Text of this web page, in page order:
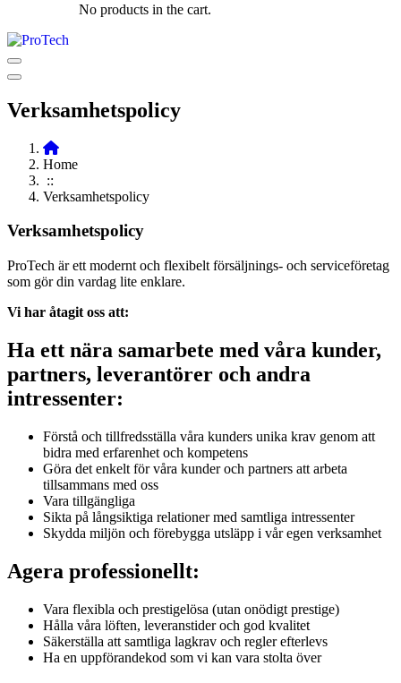
No products in the cart.
Verksamhetspolicy
Home
::
Verksamhetspolicy
Verksamhetspolicy
ProTech är ett modernt och flexibelt försäljnings- och serviceföretag
som gör din vardag lite enklare.
Vi har åtagit oss att:
Ha ett nära samarbete med våra kunder,
partners, leverantörer och andra
intressenter:
Förstå och tillfredsställa våra kunders unika krav genom att
bidra med erfarenhet och kompetens
Göra det enkelt för våra kunder och partners att arbeta
tillsammans med oss
Vara tillgängliga
Sikta på långsiktiga relationer med samtliga intressenter
Skydda miljön och förebygga utsläpp i vår egen verksamhet
Agera professionellt:
Vara flexibla och prestigelösa (utan onödigt prestige)
Hålla våra löften, leveranstider och god kvalitet
Säkerställa att samtliga lagkrav och regler efterlevs
Ha en uppförandekod som vi kan vara stolta över